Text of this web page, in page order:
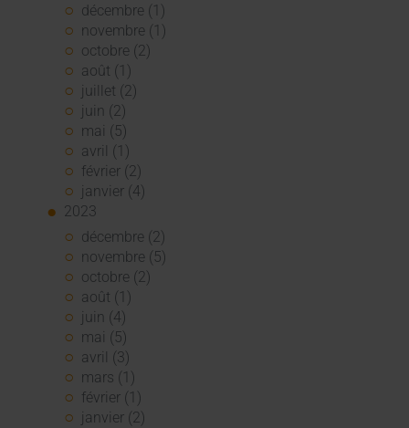
décembre (1)
novembre (1)
octobre (2)
août (1)
juillet (2)
juin (2)
mai (5)
avril (1)
février (2)
janvier (4)
2023
décembre (2)
novembre (5)
octobre (2)
août (1)
juin (4)
mai (5)
avril (3)
mars (1)
février (1)
janvier (2)